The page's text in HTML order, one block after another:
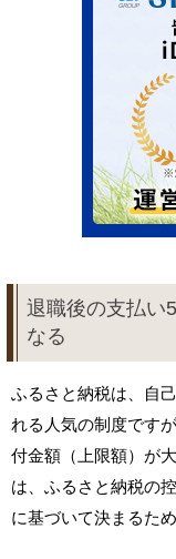
退職後の支払い
なる
ふるさと納税は、自
れる人気の制度です
付金額（上限額）が
は、ふるさと納税の
に基づいて決まるため